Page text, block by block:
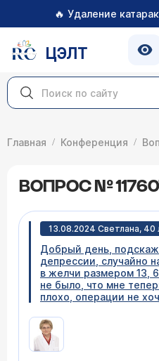
🔥 Удаление
ЦЭЛТ
Главная Конференция
ВОПРОС №
13.08.2024 Светлана, 40
Добрый день,
депрессии, случайно
в желчи размером 13,
не было, что мне
плохо, операции не